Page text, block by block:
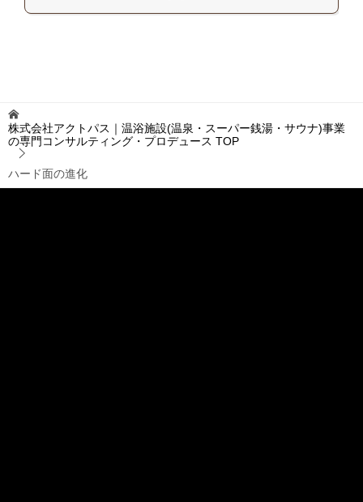
株式会社アクトパス｜温浴施設(温泉・スーパー銭湯・サウナ)事業
の専門コンサルティング・プロデュース TOP
ハード面の進化